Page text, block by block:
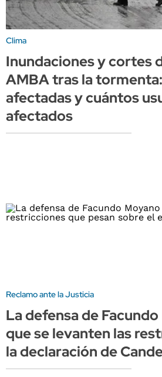
Clima
Inundaciones y cortes
AMBA tras la
afectadas y cuántos
afectados
Reclamo ante la Justicia
La defensa de
que se levanten las
la declaración de